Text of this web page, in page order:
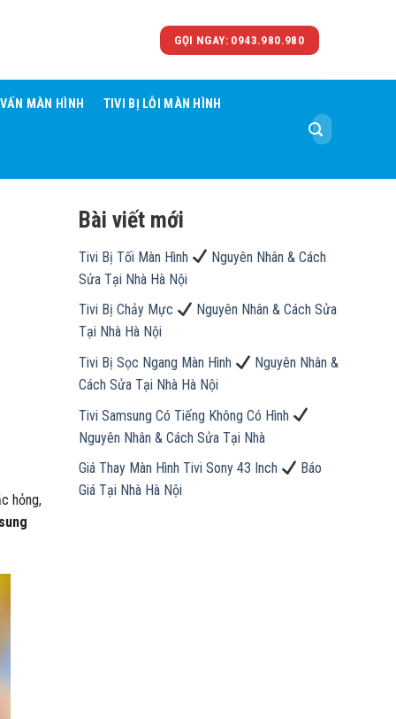
GỌI NGAY: 0943.980.980
MÀN HÌNH TIVI BỊ LỖI MÀN HÌNH
Tìm
kiếm:
hỏng,
Bài viết mới
Tivi Bị Tối Màn Hình
Nguyên Nhân & Cách
Sửa Tại Nhà Hà Nội
Tivi Bị Chảy Mực
Nguyên Nhân & Cách Sửa
Tại Nhà Hà Nội
Tivi Bị Sọc Ngang Màn Hình
Nguyên Nhân &
Cách Sửa Tại Nhà Hà Nội
Tivi Samsung Có Tiếng Không Có Hình
Nguyên Nhân & Cách Sửa Tại Nhà
Giá Thay Màn Hình Tivi Sony 43 Inch
Báo
Giá Tại Nhà Hà Nội